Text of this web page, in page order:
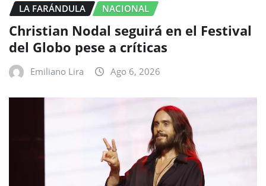
LA FARÁNDULA
NACIONAL
Christian Nodal seguirá en el Festival
del Globo pese a críticas
Emiliano Lira Ago 6, 2026